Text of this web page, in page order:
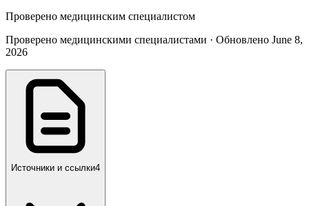
Проверено медицинским специалистом
Проверено медицинскими специалистами · Обновлено June 8,
2026
Источники и ссылки4